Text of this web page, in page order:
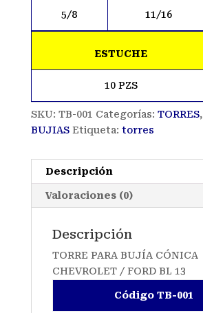
5/8 11/16
ESTUCHE
10 PZS
SKU: TB-001 Categorías: TORRES,
BUJIAS Etiqueta: torres
Descripción
Valoraciones (0)
Descripción
TORRE PARA BUJÍA CÓNICA
CHEVROLET / FORD BL 13
Código TB-001